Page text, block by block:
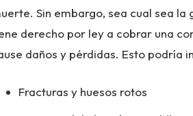
Sin embargo, sea cual sea
derecho por ley a cobrar una
daños y pérdidas. Esto podría
Fracturas y huesos rotos